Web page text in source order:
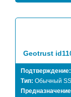
Geotrust
Подтверждение:
Тип: Обычный